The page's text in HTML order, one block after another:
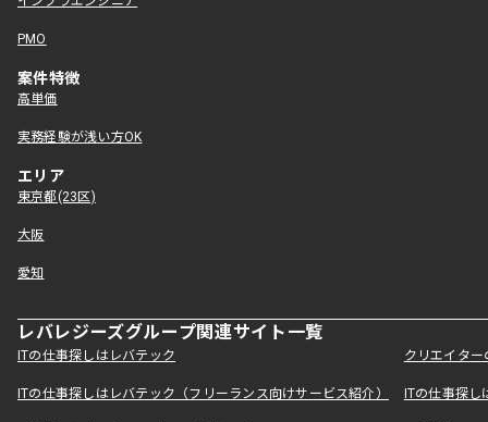
PMO
案件特徴
高単価
実務経験が浅い方OK
エリア
東京都(23区)
大阪
愛知
レバレジーズグループ関連サイト一覧
ITの仕事探しはレバテック クリエイタ
ITの仕事探しはレバテック（フリーランス向けサービス紹介） ITの仕事探